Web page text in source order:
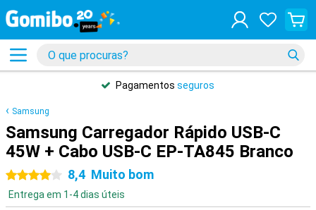
Pagamentos seguros
Samsung
Samsung Carregador Rápido USB-C
45W + Cabo USB-C EP-TA845 Branco
4 estrelas
8,4 Muito bom
Entrega em 1-4 dias úteis